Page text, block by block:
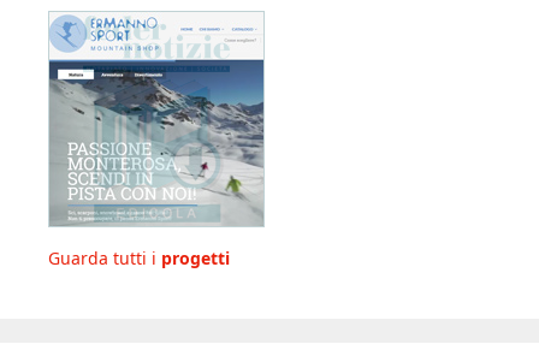
Guarda tutti i progetti